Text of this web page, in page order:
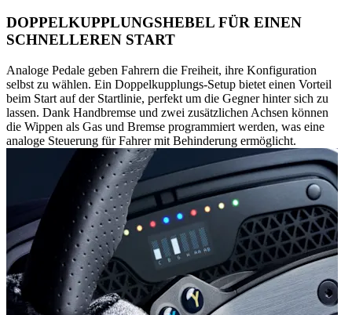
DOPPELKUPPLUNGSHEBEL FÜR EINEN
SCHNELLEREN START
Analoge Pedale geben Fahrern die Freiheit, ihre Konfiguration
selbst zu wählen. Ein Doppelkupplungs-Setup bietet einen Vorteil
beim Start auf der Startlinie, perfekt um die Gegner hinter sich zu
lassen. Dank Handbremse und zwei zusätzlichen Achsen können
die Wippen als Gas und Bremse programmiert werden, was eine
analoge Steuerung für Fahrer mit Behinderung ermöglicht.